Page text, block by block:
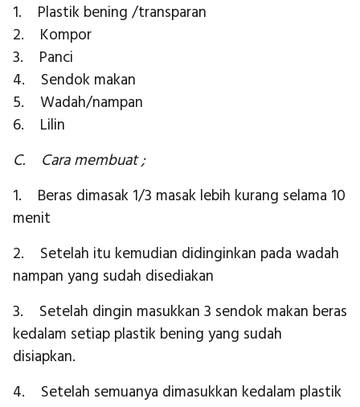
1. Plastik bening /transparan
2. Kompor
3. Panci
4. Sendok makan
5. Wadah/nampan
6. Lilin
C. Cara membuat ;
1. Beras dimasak 1/3 masak lebih kurang selama 10
menit
2. Setelah itu kemudian didinginkan pada wadah
nampan yang sudah disediakan
3. Setelah dingin masukkan 3 sendok makan beras
kedalam setiap plastik bening yang sudah
disiapkan.
4. Setelah semuanya dimasukkan kedalam plastik